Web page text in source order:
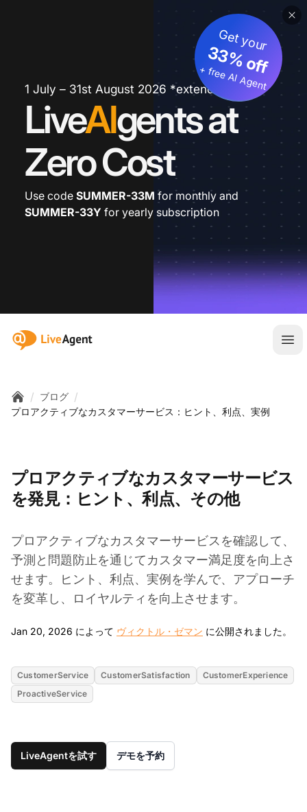
1 July – 31st August 2026 *extended
LiveAIgents at
Zero Cost
Get your
33% off
+ free AI Agent
Use code SUMMER-33M for monthly and
SUMMER-33Y for yearly subscription
:site.title
メ
Home
/ ブログ /
プロアクティブなカスタマーサービス：ヒント、利点、実例
プロアクティブなカスタマーサービス
を発見：ヒント、利点、その他
プロアクティブなカスタマーサービスを確認して、
予測と問題防止を通じてカスタマー満足度を向上さ
せます。ヒント、利点、実例を学んで、アプローチ
を変革し、ロイヤルティを向上させます。
Jan 20, 2026 によって ヴィクトル・ゼマン に公開されました。
CustomerService CustomerSatisfaction
CustomerExperience
ProactiveService
LiveAgentを試す デモを予約